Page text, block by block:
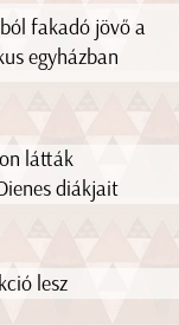
fakadó jövő a
egyházban
látták
diákjait
lesz